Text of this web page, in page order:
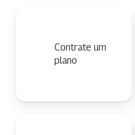
Contrate um
plano